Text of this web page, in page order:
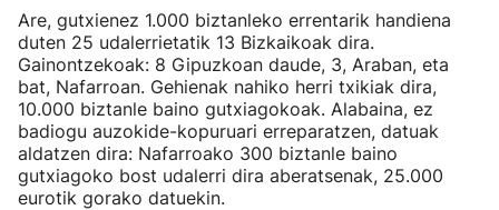
Are, gutxienez 1.000 biztanleko errentarik handiena
duten 25 udalerrietatik 13 Bizkaikoak dira.
Gainontzekoak: 8 Gipuzkoan daude, 3, Araban, eta
bat, Nafarroan. Gehienak nahiko herri txikiak dira,
10.000 biztanle baino gutxiagokoak. Alabaina, ez
badiogu auzokide-kopuruari erreparatzen, datuak
aldatzen dira: Nafarroako 300 biztanle baino
gutxiagoko bost udalerri dira aberatsenak, 25.000
eurotik gorako datuekin.